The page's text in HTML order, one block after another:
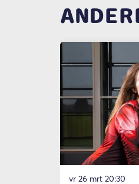
vr 26 mrt 20:30